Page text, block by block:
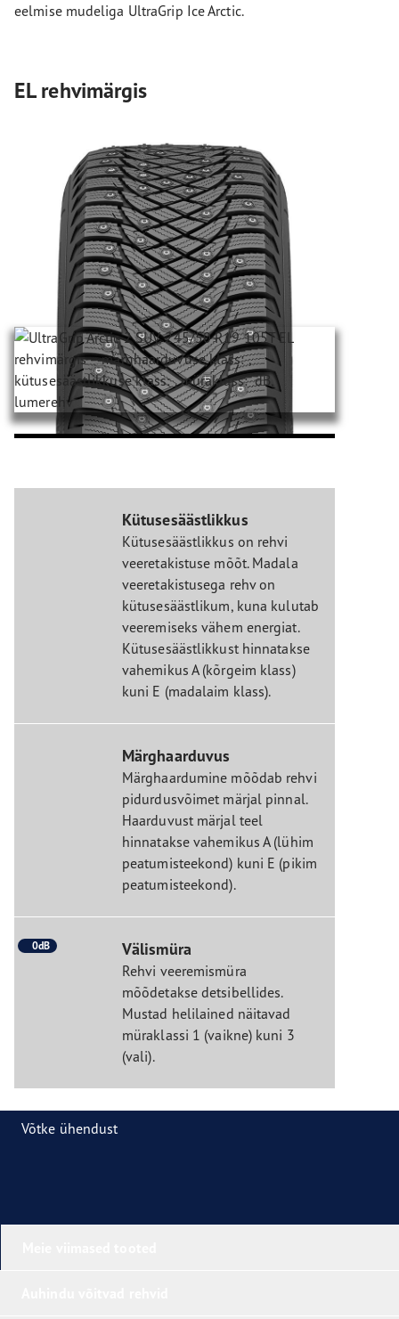
eelmise mudeliga UltraGrip Ice Arctic.
EL rehvimärgis
Kütusesäästlikkus
Kütusesäästlikkus on rehvi
veeretakistuse mõõt. Madala
veeretakistusega rehv on
kütusesäästlikum, kuna kulutab
veeremiseks vähem energiat.
Kütusesäästlikkust hinnatakse
vahemikus A (kõrgeim klass)
kuni E (madalaim klass).
Märghaarduvus
Märghaardumine mõõdab rehvi
pidurdusvõimet märjal pinnal.
Haarduvust märjal teel
hinnatakse vahemikus A (lühim
peatumisteekond) kuni E (pikim
peatumisteekond).
0dB Välismüra
Rehvi veeremismüra
mõõdetakse detsibellides.
Mustad helilained näitavad
müraklassi 1 (vaikne) kuni 3
(vali).
Võtke ühendust